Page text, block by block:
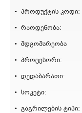
პროდუქტის კოდი:
რაოდენობა:
მდგომარეობა
პროცესორი:
დედაბარათი:
სოკეტი:
გაგრილების ტიპი: